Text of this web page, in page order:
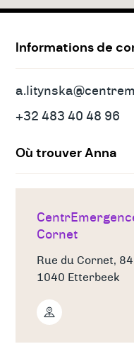
Adresses
contact
Informations de
+32 483 40 48 96
Où trouver Anna
Cornet
Rue du Cornet, 84
1040 Etterbeek